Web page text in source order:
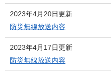
2023年4月20日更新
防災無線放送内容
2023年4月17日更新
防災無線放送内容